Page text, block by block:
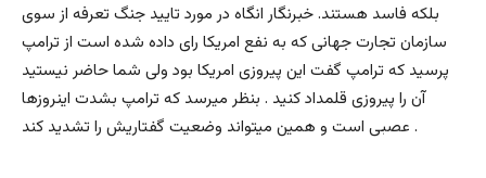
بلکه فاسد هستند. خبرنگار انگاه در مورد تایید جنگ تعرفه از سوی
سازمان تجارت جهانی که به نفع امریکا رای داده شده است از ترامپ
پرسید که ترامپ گفت این پیروزی امریکا بود ولی شما حاضر نیستید
آن را پیروزی قلمداد کنید . بنظر میرسد که ترامپ بشدت اینروزها
عصبی است و همین میتواند وضعیت گفتاریش را تشدید کند .